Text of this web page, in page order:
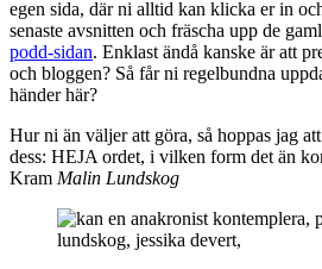
egen sida, där ni alltid kan klicka er in
senaste avsnitten och fräscha upp de
podd-sidan. Enklast ändå kanske är att
och bloggen? Så får ni regelbundna
händer här?
Hur ni än väljer att göra, så hoppas jag
dess: HEJA ordet, i vilken form det än
Kram Malin Lundskog